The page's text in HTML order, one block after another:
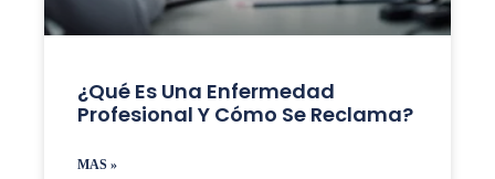
¿Qué Es Una Enfermedad
Profesional Y Cómo Se Reclama?
MAS »